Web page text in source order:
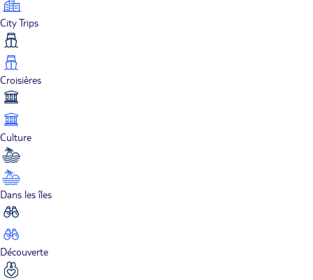
City Trips
Croisières
Culture
Dans les îles
Découverte